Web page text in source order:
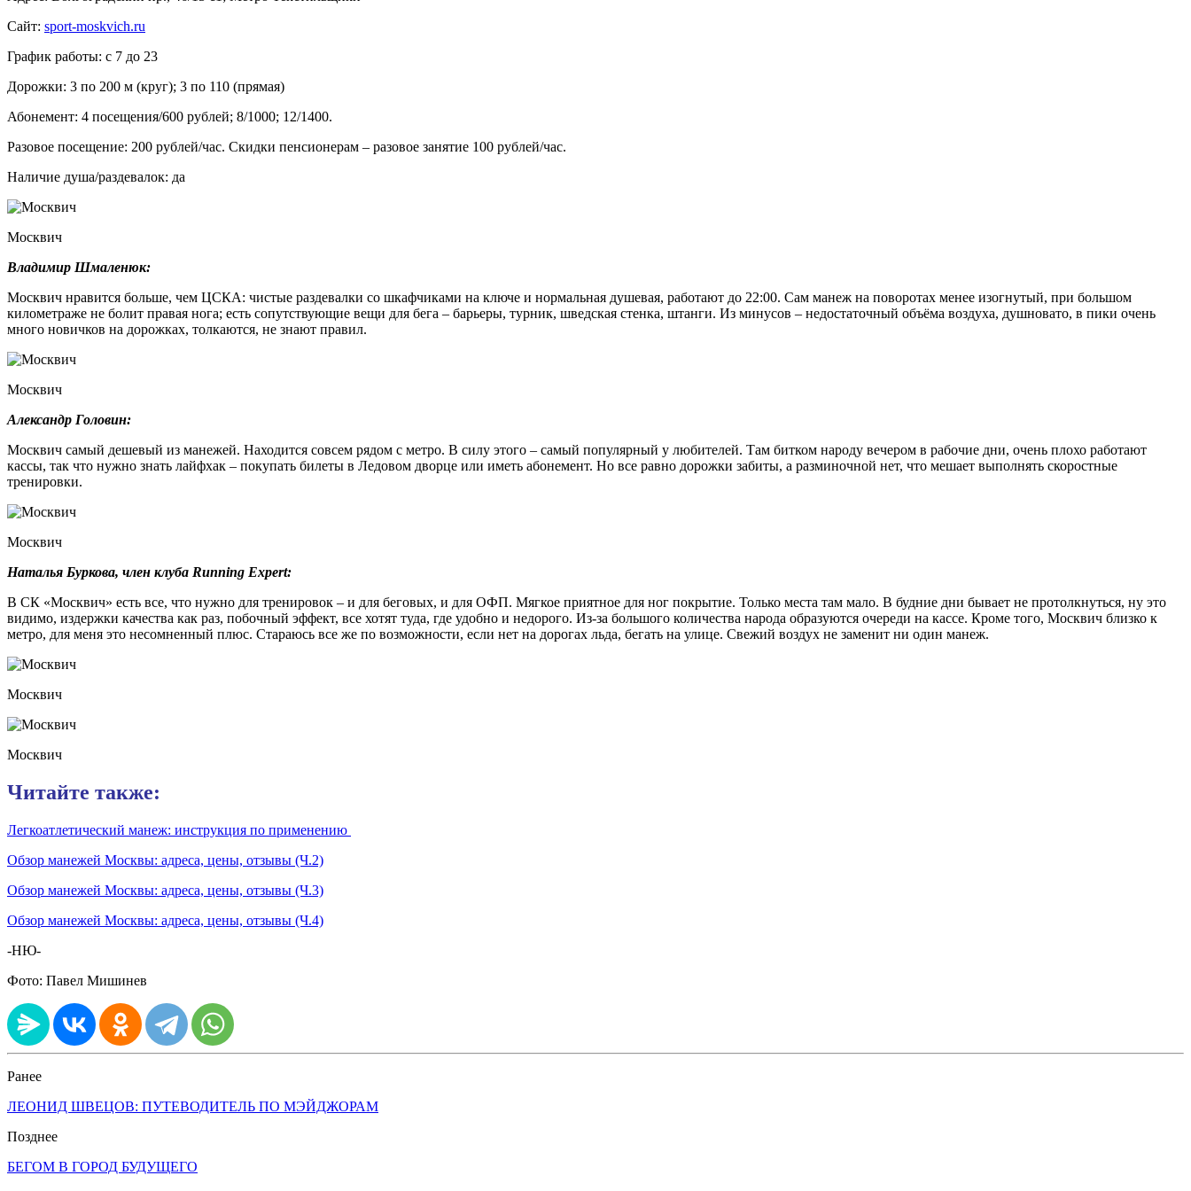
Сайт: sport-moskvich.ru
График работы: с 7 до 23
Дорожки: 3 по 200 м (круг); 3 по 110 (прямая)
Абонемент: 4 посещения/600 рублей; 8/1000; 12/1400.
Разовое посещение: 200 рублей/час. Скидки пенсионерам – разовое занятие 100 рублей/час.
Наличие душа/раздевалок: да
Москвич
Владимир Шмаленюк:
Москвич нравится больше, чем ЦСКА: чистые раздевалки со шкафчиками на ключе и нормальная душевая, работают до 22:00. Сам манеж на поворотах менее изогнутый, при большом
километраже не болит правая нога; есть сопутствующие вещи для бега – барьеры, турник, шведская стенка, штанги. Из минусов – недостаточный объёма воздуха, душновато, в пики очень
много новичков на дорожках, толкаются, не знают правил.
Москвич
Александр Головин:
Москвич самый дешевый из манежей. Находится совсем рядом с метро. В силу этого – самый популярный у любителей. Там битком народу вечером в рабочие дни, очень плохо работают
кассы, так что нужно знать лайфхак – покупать билеты в Ледовом дворце или иметь абонемент. Но все равно дорожки забиты, а разминочной нет, что мешает выполнять скоростные
тренировки.
Москвич
Наталья Буркова, член клуба Running Expert:
В СК «Москвич» есть все, что нужно для тренировок – и для беговых, и для ОФП. Мягкое приятное для ног покрытие. Только места там мало. В будние дни бывает не протолкнуться, ну это
видимо, издержки качества как раз, побочный эффект, все хотят туда, где удобно и недорого. Из-за большого количества народа образуются очереди на кассе. Кроме того, Москвич близко к
метро, для меня это несомненный плюс. Стараюсь все же по возможности, если нет на дорогах льда, бегать на улице. Свежий воздух не заменит ни один манеж.
Москвич
Москвич
Читайте также:
Легкоатлетический манеж: инструкция по применению
Обзор манежей Москвы: адреса, цены, отзывы (Ч.2)
Обзор манежей Москвы: адреса, цены, отзывы (Ч.3)
Обзор манежей Москвы: адреса, цены, отзывы (Ч.4)
-НЮ-
Фото: Павел Мишинев
Ранее
ЛЕОНИД ШВЕЦОВ: ПУТЕВОДИТЕЛЬ ПО МЭЙДЖОРАМ
Позднее
БЕГОМ В ГОРОД БУДУЩЕГО